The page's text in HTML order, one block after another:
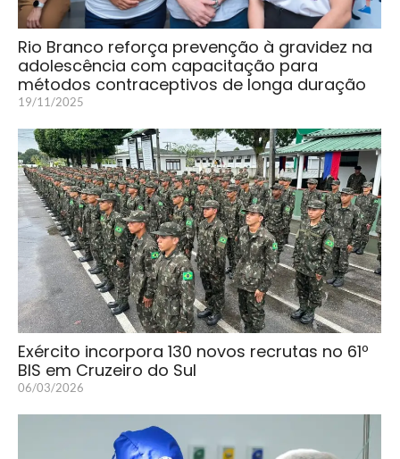
Rio Branco reforça prevenção à gravidez na
adolescência com capacitação para
métodos contraceptivos de longa duração
19/11/2025
Exército incorpora 130 novos recrutas no 61º
BIS em Cruzeiro do Sul
06/03/2026